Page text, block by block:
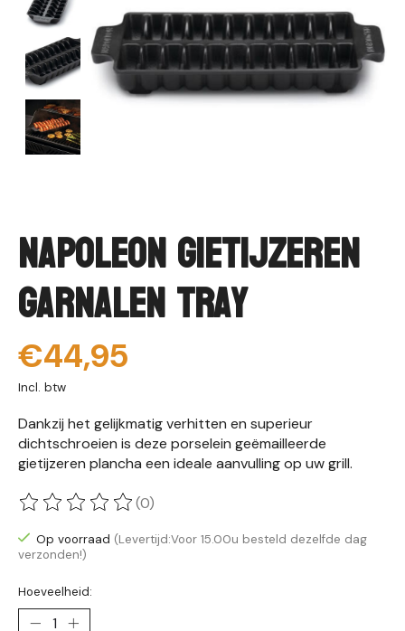
Napoleon Gietijzeren
Garnalen Tray
€44,95
Incl. btw
Dankzij het gelijkmatig verhitten en superieur
dichtschroeien is deze porselein geëmailleerde
gietijzeren plancha een ideale aanvulling op uw grill.
De beoordeling van dit product is
(0)
Op voorraad (Levertijd:Voor 15.00u besteld dezelfde dag
verzonden!)
Hoeveelheid: